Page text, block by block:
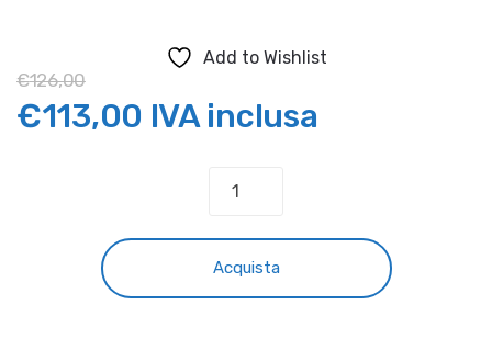
Add to Wishlist
€126,00
Il
€113,00 IlIVA inclusa
CRUNA
TMD
BETA
Acquista